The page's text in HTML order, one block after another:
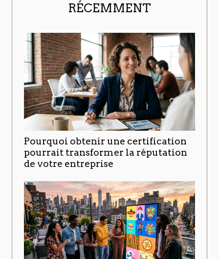
RÉCEMMENT
Pourquoi obtenir une certification
pourrait transformer la réputation
de votre entreprise